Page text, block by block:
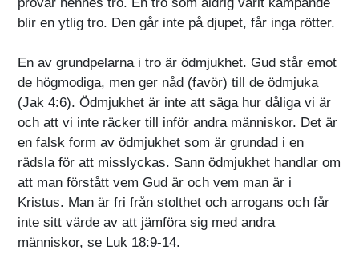
blir en ytlig tro. Den går inte på djupet, får inga rötter.
En av grundpelarna i tro är ödmjukhet. Gud står emot
de högmodiga, men ger nåd (favör) till de ödmjuka
(Jak 4:6). Ödmjukhet är inte att säga hur dåliga vi är
och att vi inte räcker till inför andra människor. Det är
en falsk form av ödmjukhet som är grundad i en
rädsla för att misslyckas. Sann ödmjukhet handlar om
att man förstått vem Gud är och vem man är i
Kristus. Man är fri från stolthet och arrogans och får
inte sitt värde av att jämföra sig med andra
människor, se Luk 18:9-14.